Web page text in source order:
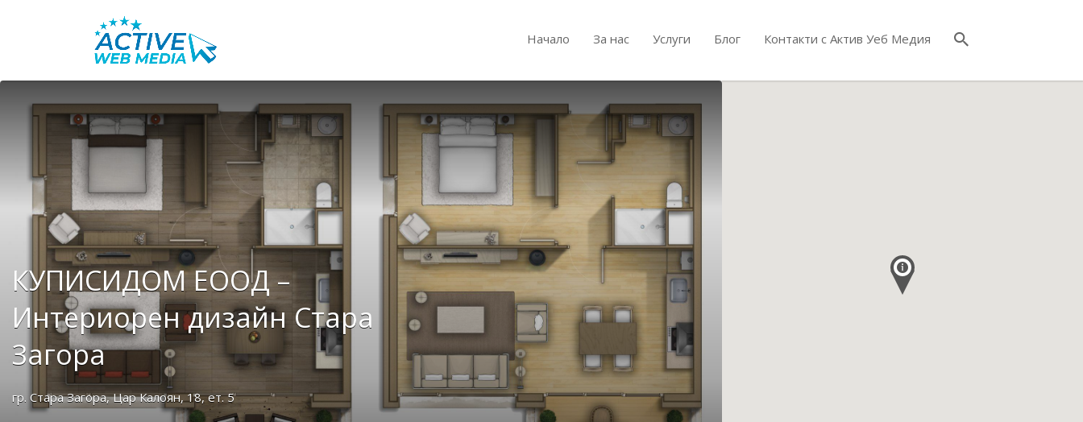
Начало За нас Услуги Блог Контакти с Актив Уеб Медия
Search
for:
КУПИСИДОМ ЕООД –
Интериорен дизайн Стара
Загора
гр. Стара Загора, Цар Калоян, 18, ет. 5